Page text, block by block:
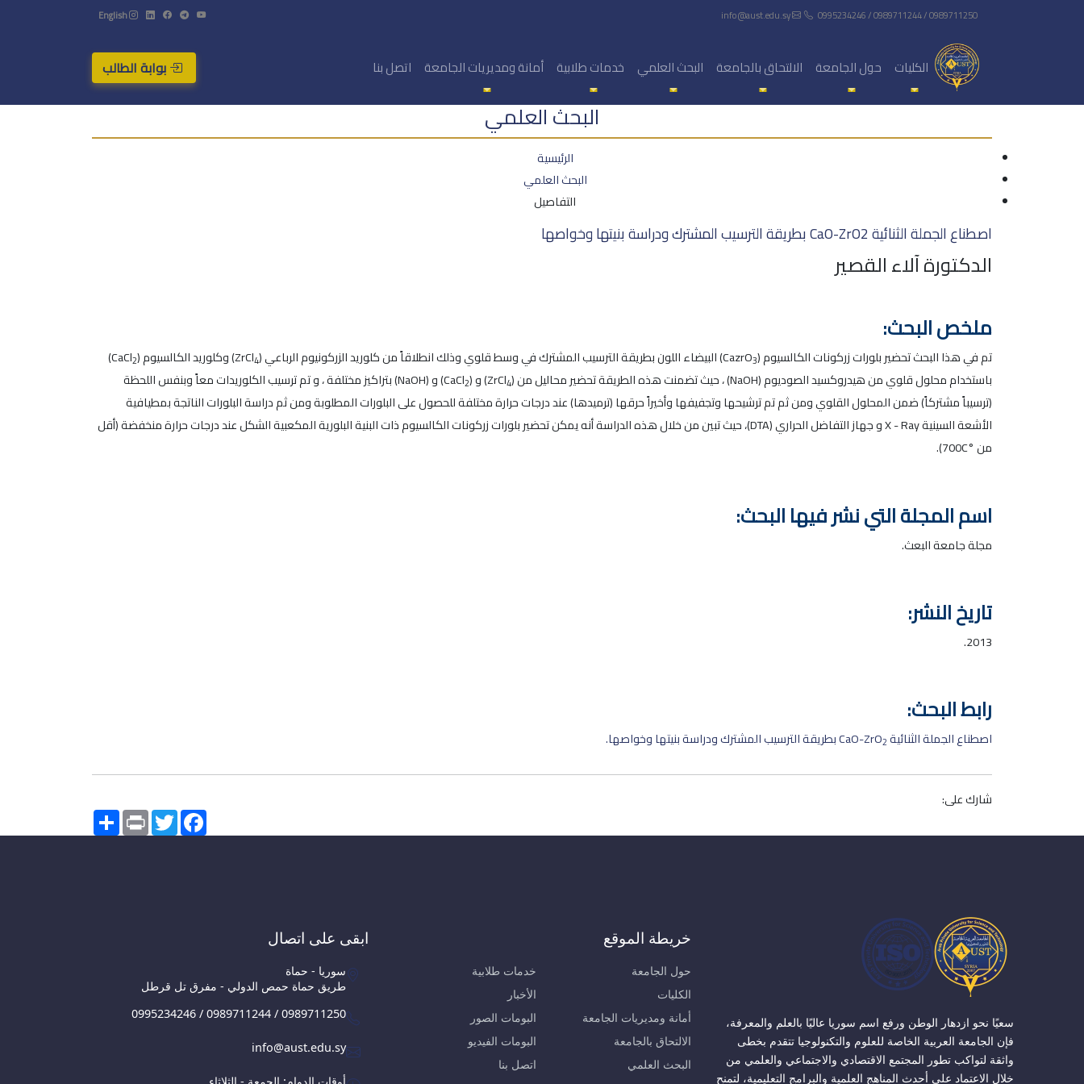
0995234246 / 0989711244 / 0989711250
English
الكليات حول الجامعة الالتحاق بالجامعة البحث العلمي خدمات طلابية أمانة ومديريات الجامعة اتصل بنا بوابة الطالب
البحث العلمي
الرئيسية
البحث العلمي
التفاصيل
اصطناع الجملة الثنائية CaO-ZrO2 بطريقة الترسيب المشترك ودراسة بنيتها وخواصها
الدكتورة آلاء القصير
ملخص البحث:
تم في هذا البحث تحضير بلورات زركونات الكالسيوم (CazrO3 ) البيضاء اللون بطريقة الترسيب المشترك في وسط قلوي وذلك انطلاقاً من كلوريد الزركونيوم الرباعي (ZrCl4 ) وكلوريد الكالسيوم (CaCl2
)
باستخدام محلول قلوي من هيدروكسيد الصوديوم (NaOH) ، حيث تضمنت هذه الطريقة تحضير محاليل من (ZrCl
4 ) و (CaCl2
) و (NaOH) بتراكيز مختلفة ، و تم ترسيب الكلوريدات معاً وبنفس اللحظة
(ترسيباً مشتركاً) ضمن المحلول القلوي ومن ثم تم ترشيحها وتجفيفها وأخيراً حرقها (ترميدها) عند درجات حرارة مختلفة للحصول على البلورات المطلوبة ومن ثم دراسة البلورات الناتجة بمطيافية
الأشعة السينية X - Ray و جهاز التفاضل الحراري (DTA)، حيث تبين من خلال هذه الدراسة أنه يمكن تحضير بلورات زركونات الكالسيوم ذات البنية البلورية المكعبية الشكل عند درجات حرارة منخفضة (أقل
من °700C).
اسم المجلة التي نشر فيها البحث:
مجلة جامعة البعث.
تاريخ النشر:
2013.
رابط البحث:
اصطناع الجملة الثنائية CaO-ZrO 2 بطريقة الترسيب المشترك ودراسة بنيتها وخواصها.
شارك على:
Share PrintTwitterFacebook
سعيًا نحو ازدهار الوطن ورفع اسم سوريا عاليًا بالعلم والمعرفة،
فإن الجامعة العربية الخاصة للعلوم والتكنولوجيا تتقدم بخطى
واثقة لتواكب تطور المجتمع الاقتصادي والاجتماعي والعلمي من
خلال الاعتماد على أحدث المناهج العلمية والبرامج التعليمية، لتمنح
خريطة الموقع
حول الجامعة
الكليات
أمانة ومديريات الجامعة
الالتحاق بالجامعة
البحث العلمي
خدمات طلابية
الأخبار
البومات الصور
البومات الفيديو
اتصل بنا
ابقى على اتصال
سوريا - حماة
طريق حماة حمص الدولي - مفرق تل قرطل
0995234246 / 0989711244 / 0989711250
info@aust.edu.sy